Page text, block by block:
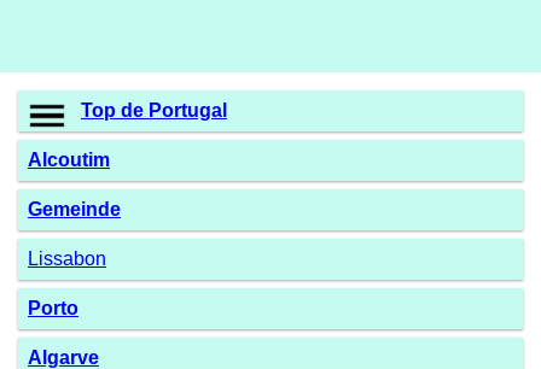
Top de Portugal
Alcoutim
Gemeinde
Lissabon
Porto
Algarve